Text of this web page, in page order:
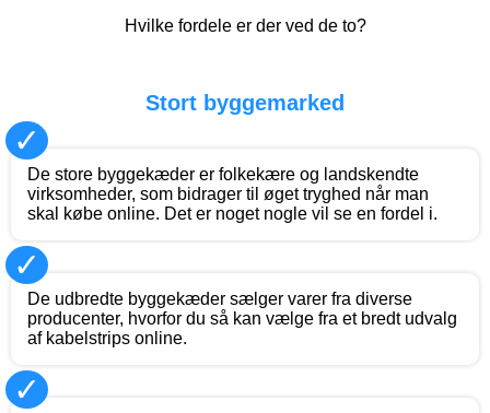
Hvilke fordele er der ved de to?
Stort byggemarked
✓
De store byggekæder er folkekære og landskendte
virksomheder, som bidrager til øget tryghed når man
skal købe online. Det er noget nogle vil se en fordel i.
✓
De udbredte byggekæder sælger varer fra diverse
producenter, hvorfor du så kan vælge fra et bredt udvalg
af kabelstrips online.
✓